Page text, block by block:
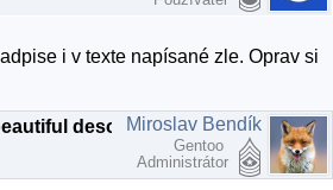
i v texte napísané zle. Oprav si
RE: Adventúra beautiful desolation dostupná zdrarma cez GOG
Miroslav Bendík
Gentoo
Administrátor